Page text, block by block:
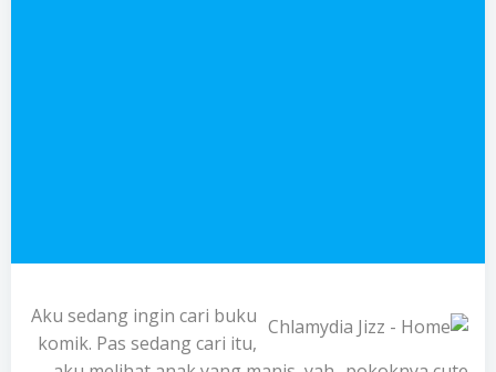
Aku sedang ingin cari buku
komik. Pas sedang cari itu,